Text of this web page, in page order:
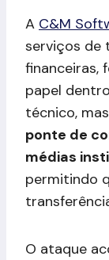
A C&M
serviços de
financeiras,
papel
técnico,
ponte de
médias
permitindo
O ataque